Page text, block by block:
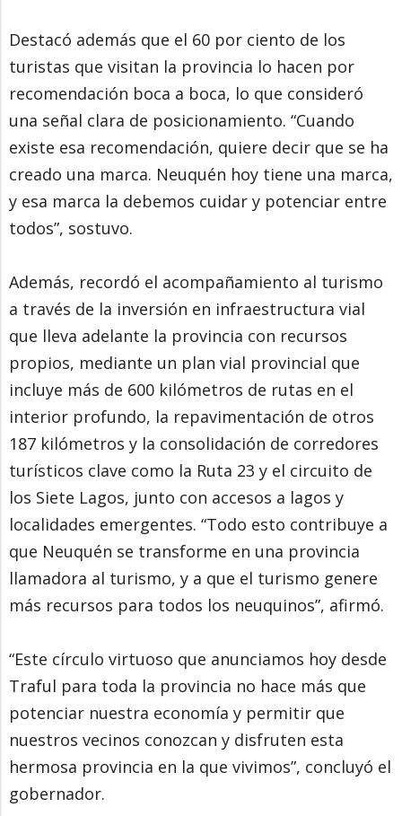
Destacó además que el 60 por ciento de los
turistas que visitan la provincia lo hacen por
recomendación boca a boca, lo que consideró
una señal clara de posicionamiento. “Cuando
existe esa recomendación, quiere decir que se ha
creado una marca. Neuquén hoy tiene una marca,
y esa marca la debemos cuidar y potenciar entre
todos”, sostuvo.
Además, recordó el acompañamiento al turismo
a través de la inversión en infraestructura vial
que lleva adelante la provincia con recursos
propios, mediante un plan vial provincial que
incluye más de 600 kilómetros de rutas en el
interior profundo, la repavimentación de otros
187 kilómetros y la consolidación de corredores
turísticos clave como la Ruta 23 y el circuito de
los Siete Lagos, junto con accesos a lagos y
localidades emergentes. “Todo esto contribuye a
que Neuquén se transforme en una provincia
llamadora al turismo, y a que el turismo genere
más recursos para todos los neuquinos”, afirmó.
“Este círculo virtuoso que anunciamos hoy desde
Traful para toda la provincia no hace más que
potenciar nuestra economía y permitir que
nuestros vecinos conozcan y disfruten esta
hermosa provincia en la que vivimos”, concluyó el
gobernador.